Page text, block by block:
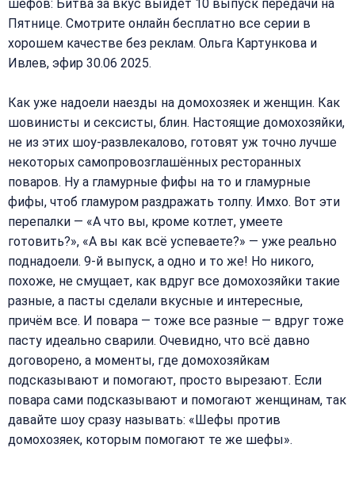
шефов: Битва за вкус выйдет 10 выпуск передачи на
Пятнице. Смотрите онлайн бесплатно все серии в
хорошем качестве без реклам. Ольга Картункова и
Ивлев, эфир 30.06 2025.
Как уже надоели наезды на домохозяек и женщин. Как
шовинисты и сексисты, блин. Настоящие домохозяйки,
не из этих шоу-развлекалово, готовят уж точно лучше
некоторых самопровозглашённых ресторанных
поваров. Ну а гламурные фифы на то и гламурные
фифы, чтоб гламуром раздражать толпу. Имхо. Вот эти
перепалки — «А что вы, кроме котлет, умеете
готовить?», «А вы как всё успеваете?» — уже реально
поднадоели. 9-й выпуск, а одно и то же! Но никого,
похоже, не смущает, как вдруг все домохозяйки такие
разные, а пасты сделали вкусные и интересные,
причём все. И повара — тоже все разные — вдруг тоже
пасту идеально сварили. Очевидно, что всё давно
договорено, а моменты, где домохозяйкам
подсказывают и помогают, просто вырезают. Если
повара сами подсказывают и помогают женщинам, так
давайте шоу сразу называть: «Шефы против
домохозяек, которым помогают те же шефы».